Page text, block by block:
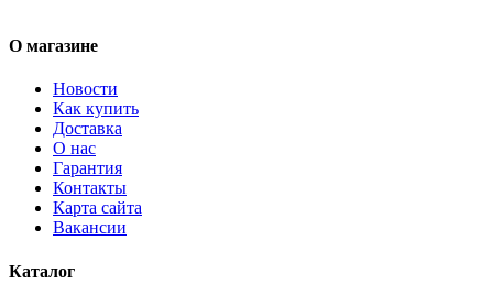
О магазине
Новости
Как купить
Доставка
О нас
Гарантия
Контакты
Карта сайта
Вакансии
Каталог